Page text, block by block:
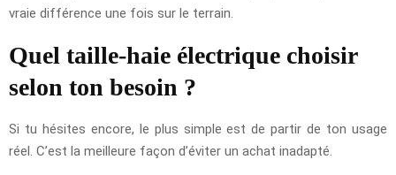
vraie différence une fois sur le terrain.
Quel taille-haie électrique choisir
selon ton besoin ?
Si tu hésites encore, le plus simple est de partir de ton usage
réel. C’est la meilleure façon d’éviter un achat inadapté.